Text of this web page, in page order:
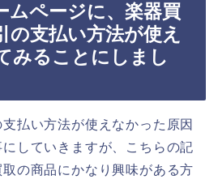
ムページに、楽器買
の支払い方法が使え
みることにしまし
払い方法が使えなかった原因
していきますが、こちらの記
の商品にかなり興味がある方